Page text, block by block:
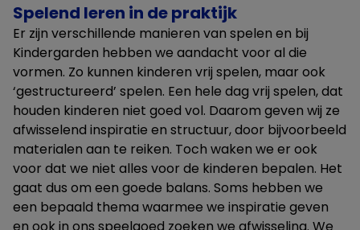
Spelend leren in de praktijk
Er zijn verschillende manieren van spelen en bij
Kindergarden hebben we aandacht voor al die
vormen. Zo kunnen kinderen vrij spelen, maar ook
‘gestructureerd’ spelen. Een hele dag vrij spelen, dat
houden kinderen niet goed vol. Daarom geven wij ze
afwisselend inspiratie en structuur, door bijvoorbeeld
materialen aan te reiken. Toch waken we er ook
voor dat we niet alles voor de kinderen bepalen. Het
gaat dus om een goede balans. Soms hebben we
een bepaald thema waarmee we inspiratie geven
en ook in ons speelgoed zoeken we afwisseling. We